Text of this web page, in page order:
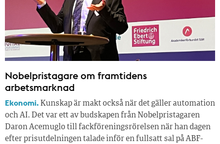
Nobelpristagare om framtidens
arbetsmarknad
Ekonomi. Kunskap är makt också när det gäller automation
och AI. Det var ett av budskapen från Nobelpristagaren
Daron Acemuglo till fackföreningsrörelsen när han dagen
efter prisutdelningen talade inför en fullsatt sal på ABF-